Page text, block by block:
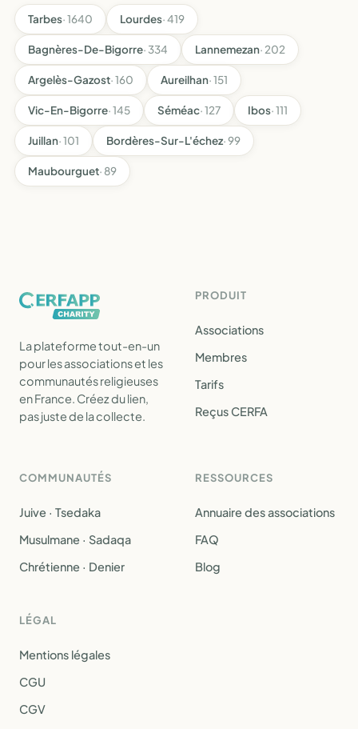
Tarbes· 1640 Lourdes· 419
Bagnères-De-Bigorre· 334 Lannemezan· 202
Argelès-Gazost· 160 Aureilhan· 151
Vic-En-Bigorre· 145 Séméac· 127 Ibos· 111
Juillan· 101 Bordères-Sur-L'échez· 99
Maubourguet· 89
La plateforme tout-en-un
pour les associations et les
communautés religieuses
en France. Créez du lien,
pas juste de la collecte.
PRODUIT
Associations
Membres
Tarifs
Reçus CERFA
COMMUNAUTÉS
Juive · Tsedaka
Musulmane · Sadaqa
Chrétienne · Denier
RESSOURCES
Annuaire des associations
FAQ
Blog
LÉGAL
Mentions légales
CGU
CGV